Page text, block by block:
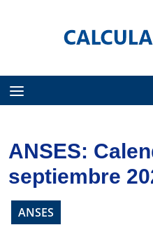
ANSES:
septiembre
ANSES